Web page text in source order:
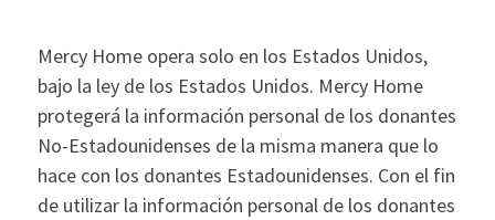
Mercy Home opera solo en los Estados Unidos,
bajo la ley de los Estados Unidos. Mercy Home
protegerá la información personal de los donantes
No-Estadounidenses de la misma manera que lo
hace con los donantes Estadounidenses. Con el fin
de utilizar la información personal de los donantes